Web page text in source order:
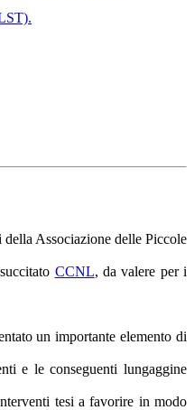
Associazione delle Piccole
CCNL, da valere per i
un importante elemento di
e le conseguenti lungaggine
tesi a favorire in modo